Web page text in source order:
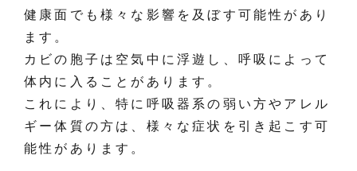
健康面でも様々な影響を及ぼす可能性があり
ます。
カビの胞子は空気中に浮遊し、呼吸によって
体内に入ることがあります。
これにより、特に呼吸器系の弱い方やアレル
ギー体質の方は、様々な症状を引き起こす可
能性があります。